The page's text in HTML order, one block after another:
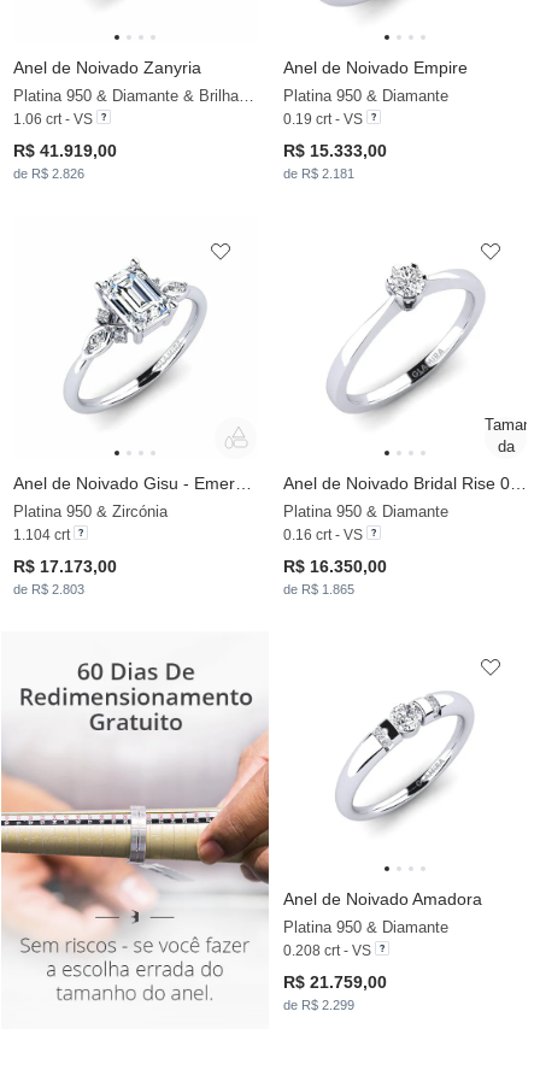
Anel de Noivado Zanyria
1.06 crt - VS
R$ 41.919,00
de R$ 2.826
Anel de Noivado Empire
Platina 950 & Diamante
0.19 crt - VS
R$ 15.333,00
de R$ 2.181
Platina 950 & Zircónia
1.104 crt
R$ 17.173,00
de R$ 2.803
Platina 950 & Diamante
0.16 crt - VS
R$ 16.350,00
de R$ 1.865
Anel de Noivado Amadora
Platina 950 & Diamante
0.208 crt - VS
R$ 21.759,00
de R$ 2.299